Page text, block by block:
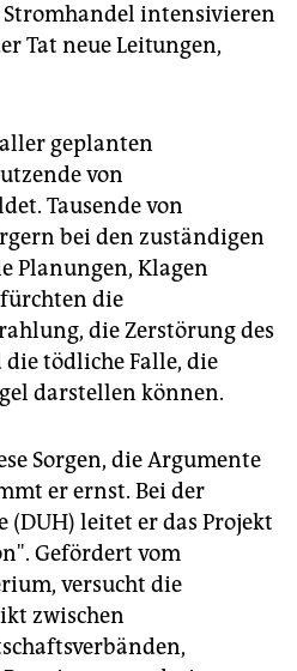
intensivieren
Tat neue Leitungen,
geplanten
von
Tausende von
bei den zuständigen
Planungen, Klagen
die
die Zerstörung des
tödliche Falle, die
darstellen können.
Sorgen, die Argumente
er ernst. Bei der
(DUH) leitet er das Projekt
Gefördert vom
versucht die
zwischen